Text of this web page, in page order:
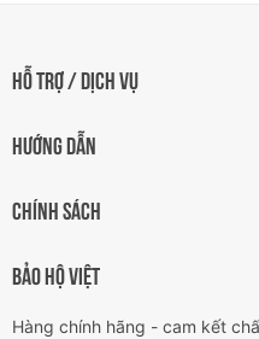
HỖ TRỢ / DỊCH VỤ
HƯỚNG DẪN
CHÍNH SÁCH
BẢO HỘ VIỆT
Hàng chính hãng - cam kết